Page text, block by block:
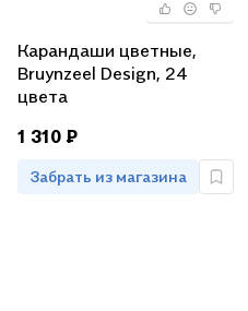
Карандаши цветные,
Bruynzeel Design, 24
цвета
1 310 ₽
Забрать из магазина